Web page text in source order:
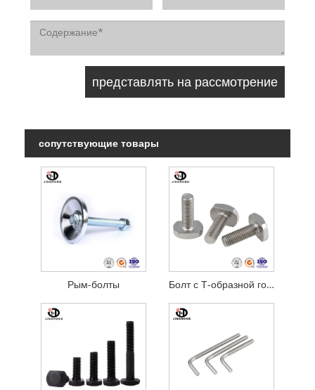
сопутствующие товары
Рым-болты Болт с Т-образной головкой